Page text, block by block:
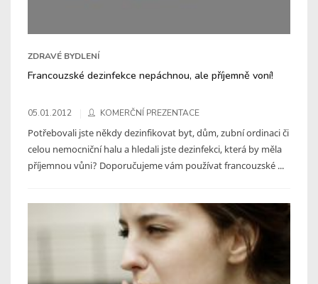
ZDRAVÉ BYDLENÍ
Francouzské dezinfekce nepáchnou, ale příjemně voní!
05.01.2012 KOMERČNÍ PREZENTACE
Potřebovali jste někdy dezinfikovat byt, dům, zubní ordinaci či
celou nemocniční halu a hledali jste dezinfekci, která by měla
příjemnou vůni? Doporučujeme vám používat francouzské ...